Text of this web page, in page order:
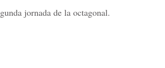
jornada de la octagonal.